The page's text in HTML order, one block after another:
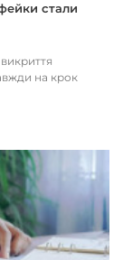
стали
викриття
на крок